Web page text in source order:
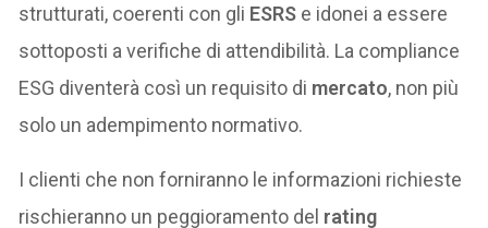
strutturati, coerenti con gli ESRS e idonei a essere
sottoposti a verifiche di attendibilità. La compliance
ESG diventerà così un requisito di mercato, non più
solo un adempimento normativo.
I clienti che non forniranno le informazioni richieste
rischieranno un peggioramento del rating